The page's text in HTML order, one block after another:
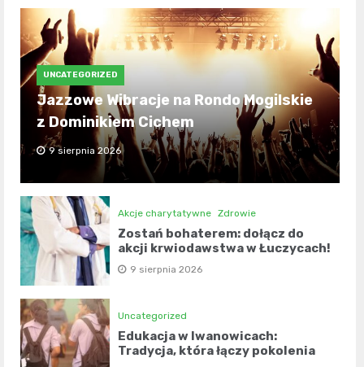
UNCATEGORIZED
Jazzowe Wibracje na Rondo Mogilskie
z Dominikiem Cichem
9 sierpnia 2026
Akcje charytatywne Zdrowie
Zostań bohaterem: dołącz do
akcji krwiodawstwa w Łuczycach!
9 sierpnia 2026
Uncategorized
Edukacja w Iwanowicach:
Tradycja, która łączy pokolenia